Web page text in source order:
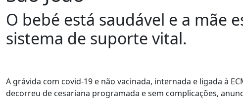
O bebé está saudável e a mãe
sistema de suporte vital.
A grávida com covid-19 e não vacinada, internada e ligada à
decorreu de cesariana programada e sem complicações,